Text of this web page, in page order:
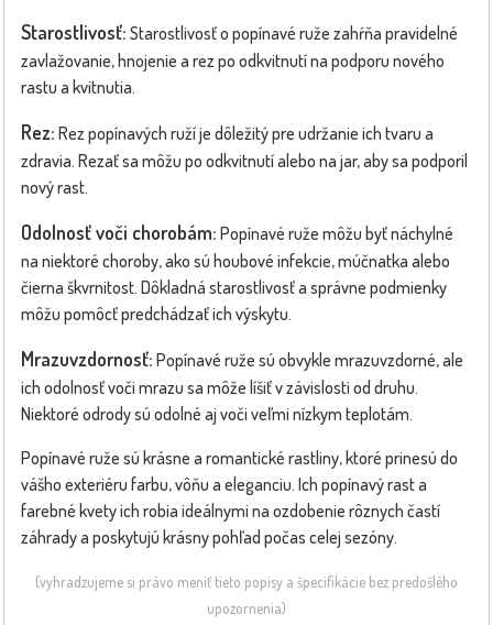
Starostlivosť: Starostlivosť o popínavé ruže zahŕňa pravidelné
zavlažovanie, hnojenie a rez po odkvitnutí na podporu nového
rastu a kvitnutia.
Rez: Rez popínavých ruží je dôležitý pre udržanie ich tvaru a
zdravia. Rezať sa môžu po odkvitnutí alebo na jar, aby sa podporil
nový rast.
Odolnosť voči chorobám: Popínavé ruže môžu byť náchylné
na niektoré choroby, ako sú houbové infekcie, múčnatka alebo
čierna škvrnitost. Dôkladná starostlivosť a správne podmienky
môžu pomôcť predchádzať ich výskytu.
Mrazuvzdornosť: Popínavé ruže sú obvykle mrazuvzdorné, ale
ich odolnosť voči mrazu sa môže líšiť v závislosti od druhu.
Niektoré odrody sú odolné aj voči veľmi nízkym teplotám.
Popínavé ruže sú krásne a romantické rastliny, ktoré prinesú do
vášho exteriéru farbu, vôňu a eleganciu. Ich popínavý rast a
farebné kvety ich robia ideálnymi na ozdobenie rôznych častí
záhrady a poskytujú krásny pohľad počas celej sezóny.
(vyhradzujeme si právo meniť tieto popisy a špecifikácie bez predošlého
upozornenia)